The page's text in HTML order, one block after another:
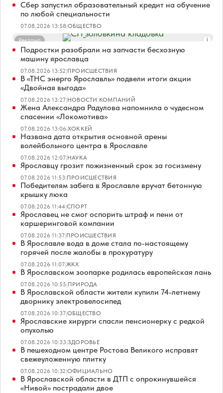
Сбер запустил образовательный кредит на обучение
по любой специальности
07.08.2026 13:58|ОБЩЕСТВО
Реклама
Подростки разобрали на запчасти бесхозную
машину ярославца
07.08.2026 13:52|ПРОИСШЕСТВИЯ
В «ТНС энерго Ярославль» подвели итоги акции
«Двойная выгода»
07.08.2026 13:27|НОВОСТИ КОМПАНИЙ
Жена Александра Радулова напомнила о чудесном
спасении «Локомотива»
07.08.2026 13:06|ХОККЕЙ
Названа дата открытия основной арены
волейбольного центра в Ярославле
07.08.2026 12:07|НАУКА
Ярославцу грозит пожизненный срок за госизмену
07.08.2026 11:53|ПРОИСШЕСТВИЯ
Победителям забега в Ярославле вручат бетонную
крышку люка
07.08.2026 11:44|СПОРТ
Ярославец не смог оспорить штраф и пени от
каршеринговой компании
07.08.2026 11:37|ПРОИСШЕСТВИЯ
В Ярославле вода в доме стала по-настоящему
горячей после жалобы в прокуратуру
07.08.2026 11:07|ЖКХ
В Ярославском зоопарке родилась европейская лань
07.08.2026 10:55|ПРИРОДА
В Ярославской области жители купили 74-летнему
дворнику электровелосипед
07.08.2026 10:37|ОБЩЕСТВО
Ярославские хирурги спасли пенсионерку с редкой
опухолью
07.08.2026 10:33|ЗДОРОВЬЕ
В пешеходном центре Ростова Великого исправят
свежеуложенную плитку
07.08.2026 10:32|ОФИЦИАЛЬНО
В Ярославской области в ДТП с опрокинувшейся
«Нивой» пострадали двое